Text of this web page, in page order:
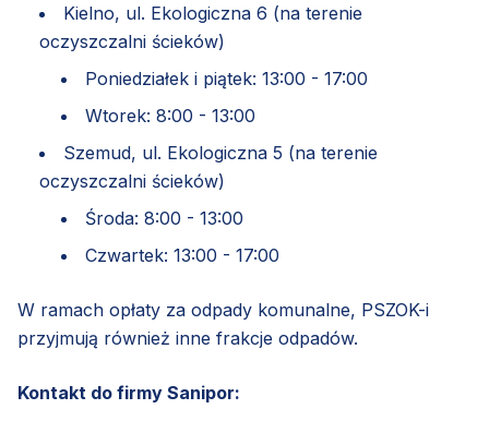
Kielno, ul. Ekologiczna 6 (na terenie
oczyszczalni ścieków)
Poniedziałek i piątek: 13:00 - 17:00
Wtorek: 8:00 - 13:00
Szemud, ul. Ekologiczna 5 (na terenie
oczyszczalni ścieków)
Środa: 8:00 - 13:00
Czwartek: 13:00 - 17:00
W ramach opłaty za odpady komunalne, PSZOK-i
przyjmują również inne frakcje odpadów.
Kontakt do firmy Sanipor: